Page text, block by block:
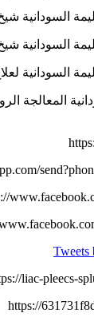
شيخ
شيخ
لعلاج جميع
الروحانية
Tweets
liac-pleecs-
https://